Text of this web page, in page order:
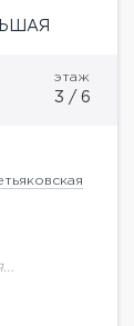
этаж
3 / 6